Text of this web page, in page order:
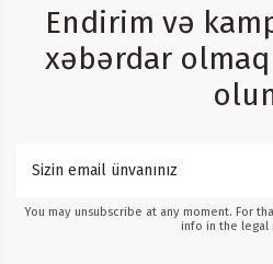
Endirim və
xəbərdar
You may unsubscribe at any moment. For
info in the legal